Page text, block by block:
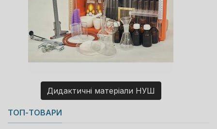
Дидактичні матеріали НУШ
Copyright MAXXmarketing GmbH
JoomShopping Download & Support
ТОП-ТОВАРИ